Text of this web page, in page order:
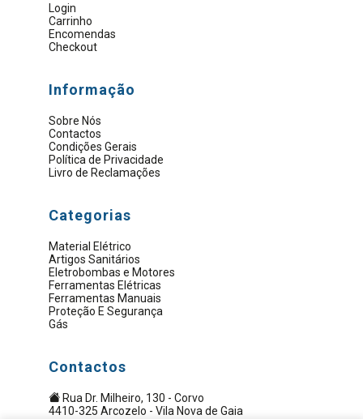
Login
Carrinho
Encomendas
Checkout
Informação
Sobre Nós
Contactos
Condições Gerais
Política de Privacidade
Livro de Reclamações
Categorias
Material Elétrico
Artigos Sanitários
Eletrobombas e Motores
Ferramentas Elétricas
Ferramentas Manuais
Proteção E Segurança
Gás
Contactos
Rua Dr. Milheiro, 130 - Corvo
4410-325 Arcozelo - Vila Nova de Gaia